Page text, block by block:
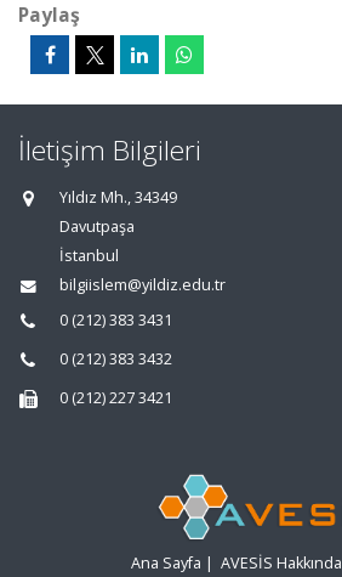
Paylaş
İletişim Bilgileri
Yıldız Mh., 34349
Davutpaşa
İstanbul
bilgiislem@yildiz.edu.tr
0 (212) 383 3431
0 (212) 383 3432
0 (212) 227 3421
Ana Sayfa | AVESİS Hakkında